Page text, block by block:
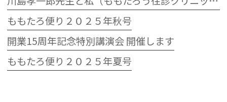
ももたろ便り２０２５年秋号
開業15周年記念特別講演会 開催します
ももたろ便り２０２５年夏号